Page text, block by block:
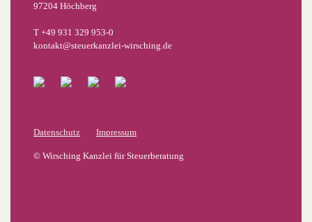
97204 Höchberg
T +49 931 329 953-0
kontakt@steuerkanzlei-wirsching.de
Datenschutz Impressum
© Wirsching Kanzlei für Steuerberatung